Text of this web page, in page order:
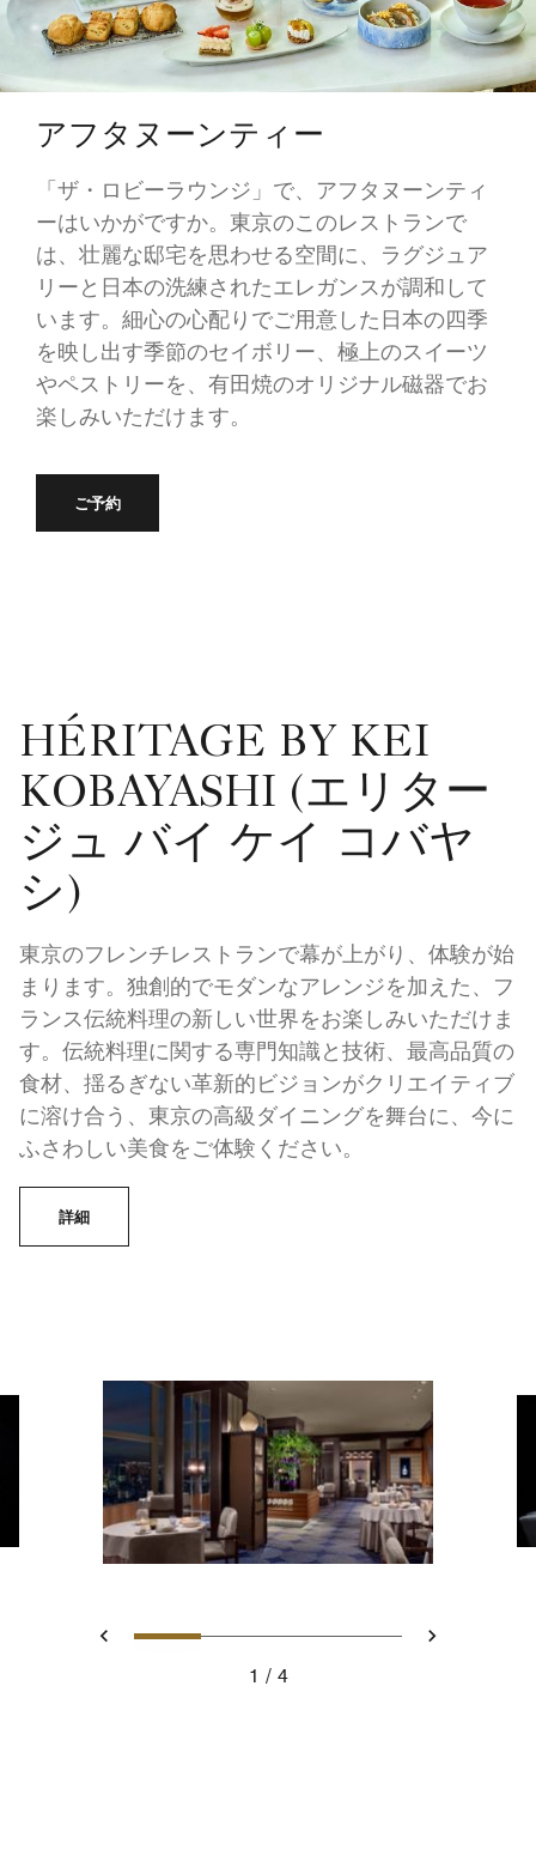
アフタヌーンティー
「ザ・ロビーラウンジ」で、アフタヌーンティ
ーはいかがですか。東京のこのレストランで
は、壮麗な邸宅を思わせる空間に、ラグジュア
リーと日本の洗練されたエレガンスが調和して
います。細心の心配りでご用意した日本の四季
を映し出す季節のセイボリー、極上のスイーツ
やペストリーを、有田焼のオリジナル磁器でお
楽しみいただけます。
ご予約
HÉRITAGE BY KEI
KOBAYASHI (エリター
ジュ バイ ケイ コバヤ
シ)
東京のフレンチレストランで幕が上がり、体験が始
まります。独創的でモダンなアレンジを加えた、フ
ランス伝統料理の新しい世界をお楽しみいただけま
す。伝統料理に関する専門知識と技術、最高品質の
食材、揺るぎない革新的ビジョンがクリエイティブ
に溶け合う、東京の高級ダイニングを舞台に、今に
ふさわしい美食をご体験ください。
詳細
戻るスライド 1 - Héritage by
スライド 2 - Caviar
スライド 3 -
スライド 4 -
次へ
1
4